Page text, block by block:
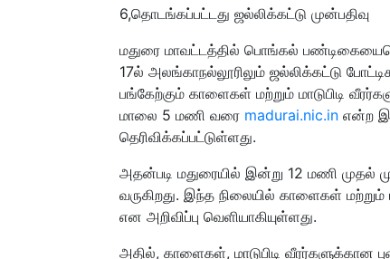
6,தொடங்கப்பட்டது ஜல்லிக்கட்டு முன்பதிவு
மதுரை மாவட்டத்தில் பொங்கல்
17ல் அலங்காநல்லூரிலும் ஜல்லிக்கட்டு
பங்கேற்கும் காளைகள் மற்றும் மாடுபிடி
மாலை 5 மணி வரை madurai.nic.in என்ற
தெரிவிக்கப்பட்டுள்ளது.
அதன்படி மதுரையில் இன்று 12 மணி முதல்
வருகிறது. இந்த நிலையில் காளைகள் மற்றும்
என அறிவிப்பு வெளியாகியுள்ளது.
அதில், காளைகள், மாடுபிடி